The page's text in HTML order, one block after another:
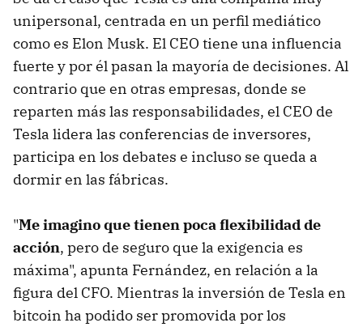
unipersonal, centrada en un perfil mediático
como es Elon Musk. El CEO tiene una influencia
fuerte y por él pasan la mayoría de decisiones. Al
contrario que en otras empresas, donde se
reparten más las responsabilidades, el CEO de
Tesla lidera las conferencias de inversores,
participa en los debates e incluso se queda a
dormir en las fábricas.
"Me imagino que tienen poca flexibilidad de
acción, pero de seguro que la exigencia es
máxima", apunta Fernández, en relación a la
figura del CFO. Mientras la inversión de Tesla en
bitcoin ha podido ser promovida por los